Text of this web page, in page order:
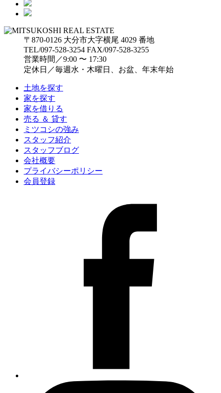
〒870-0126 大分市大字横尾 4029 番地
TEL/097-528-3254 FAX/097-528-3255
営業時間／9:00 〜 17:30
定休日／毎週水・木曜日、お盆、年末年始
土地を探す
家を探す
家を借りる
売る ＆ 貸す
ミツコシの強み
スタッフ紹介
スタッフブログ
会社概要
プライバシーポリシー
会員登録